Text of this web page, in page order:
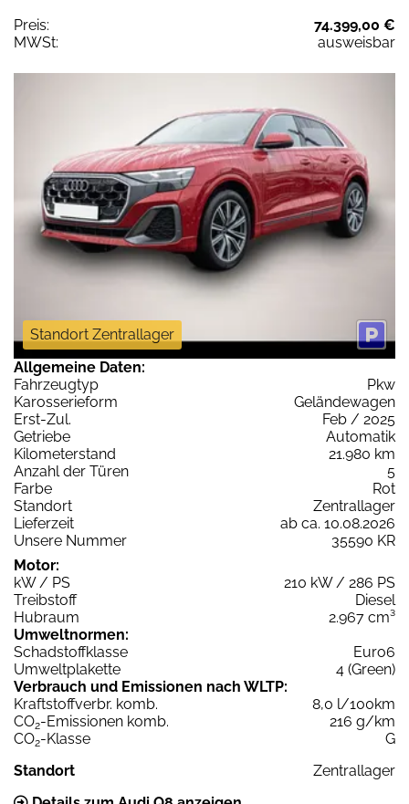
Preis:
74.399,00 €
MWSt:
ausweisbar
Standort Zentrallager
Allgemeine Daten:
Fahrzeugtyp
Pkw
Karosserieform
Geländewagen
Erst-Zul.
Feb / 2025
Getriebe
Automatik
Kilometerstand
21.980 km
Anzahl der Türen
5
Farbe
Rot
Standort
Zentrallager
Lieferzeit
ab ca. 10.08.2026
Unsere Nummer
35590 KR
Motor:
kW / PS
210 kW / 286 PS
Treibstoff
Diesel
Hubraum
2.967 cm³
Umweltnormen:
Schadstoffklasse
Euro6
Umweltplakette
4 (Green)
Verbrauch und Emissionen nach WLTP:
Kraftstoffverbr. komb.
8,0 l/100km
CO2-Emissionen komb.
216 g/km
CO2-Klasse
G
Standort
Zentrallager